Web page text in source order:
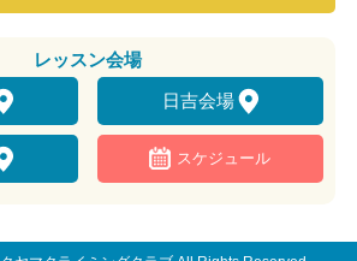
レッスン会場
日吉会場
スケジュール